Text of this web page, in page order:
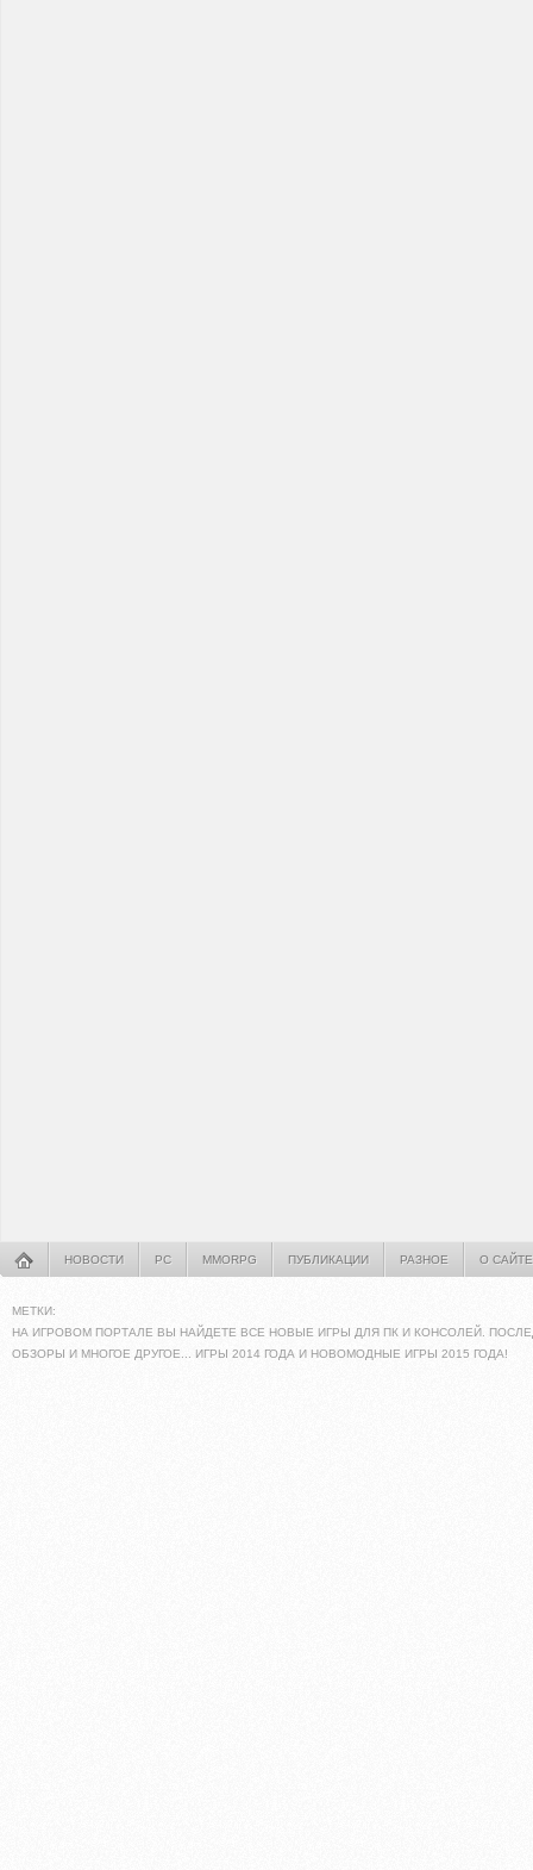
НОВОСТИ PC MMORPG ПУБЛИКАЦИИ РАЗНОЕ О САЙТЕ
МЕТКИ:
НА ИГРОВОМ ПОРТАЛЕ ВЫ НАЙДЕТЕ ВСЕ НОВЫЕ ИГРЫ ДЛЯ ПК И КОНСОЛЕЙ.
ОБЗОРЫ И МНОГОЕ ДРУГОЕ... ИГРЫ 2014 ГОДА И НОВОМОДНЫЕ ИГРЫ 2015 ГОДА!